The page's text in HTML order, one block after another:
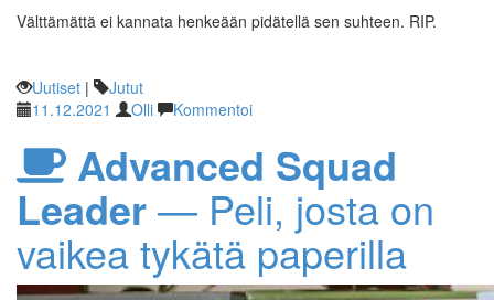
Välttämättä ei kannata henkeään pidätellä sen suhteen. RIP.
Uutiset |
Jutut
11.12.2021
Olli Kommentoi
Advanced Squad
Leader— Peli, josta on
vaikea tykätä paperilla